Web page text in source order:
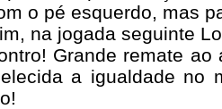
o pé esquerdo, mas
na jogada seguinte
Grande remate
a igualdade no